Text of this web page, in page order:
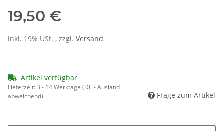
19,50 €
inkl. 19% USt. , zzgl. Versand
Artikel verfügbar
Lieferzeit:3 - 14 Werktage (DE - Ausland
abweichend)
Frage zum Artikel